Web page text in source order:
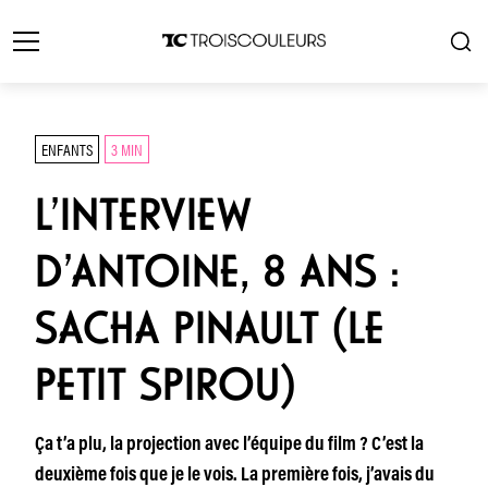
ENFANTS 3 MIN
L’INTERVIEW
D’ANTOINE, 8 ANS :
SACHA PINAULT (LE
PETIT SPIROU)
Ça t’a plu, la projection avec l’équipe du film ? C’est la
deuxième fois que je le vois. La première fois, j’avais du